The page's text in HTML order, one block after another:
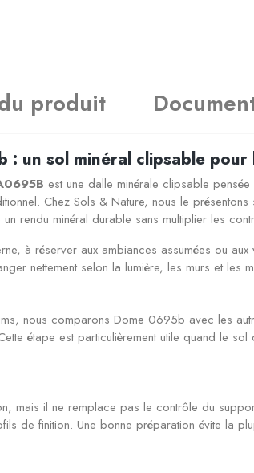
produit
: un sol minéral clipsable
est une dalle minérale clipsable
Chez Sols & Nature, nous le
rendu minéral durable sans multiplier les
à réserver aux ambiances assumées ou
nettement selon la lumière, les murs et les
nous comparons Dome 0695b avec les
étape est particulièrement utile quand le
mais il ne remplace pas le contrôle du
de finition. Une bonne préparation évite la